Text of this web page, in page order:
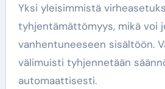
Yksi yleisimmistä
tyhjentämättömyys, mikä voi
vanhentuneeseen sisältöön.
välimuisti tyhjennetään
automaattisesti.